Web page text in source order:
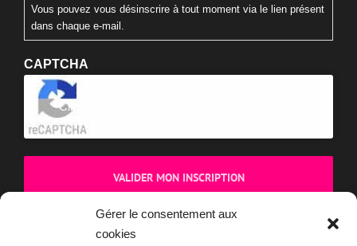
Gérer le consentement aux
cookies
Vous pouvez vous désinscrire à tout moment via le lien présent
dans chaque e-mail.
CAPTCHA
Cliquez pour accepter la validation reCaptcha.